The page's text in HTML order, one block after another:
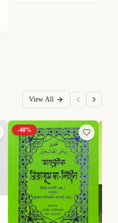
View All
-40%